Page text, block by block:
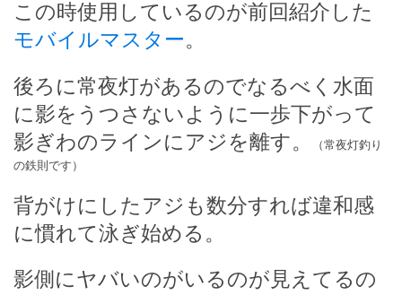
この時使用しているのが前回紹介した
モバイルマスター。
後ろに常夜灯があるのでなるべく水面
に影をうつさないように一歩下がって
影ぎわのラインにアジを離す。
（常夜灯釣り
の鉄則です）
背がけにしたアジも数分すれば違和感
に慣れて泳ぎ始める。
影側にヤバいのがいるのが見えてるの